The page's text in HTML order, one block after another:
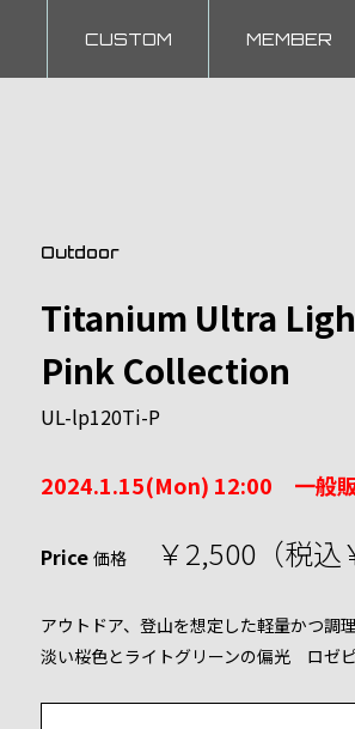
CUSTOM MEMBER
Outdoor
Titanium Ultra
Pink Collection
UL-lp120Ti-P
2024.1.15(Mon) 12:00 一般
Price 価格 ￥2,500（税込
アウトドア、登山を想定した軽量かつ調
淡い桜色とライトグリーンの偏光 ロゼピ